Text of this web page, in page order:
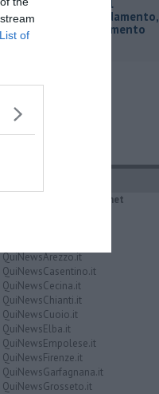
of
Tariffe del
teleriscaldamento,
nessun aumento
IL NETWORK QuiNews.net
QuiNewsArezzo.it
QuiNewsCasentino.it
QuiNewsCecina.it
QuiNewsChianti.it
QuiNewsCuoio.it
QuiNewsElba.it
QuiNewsEmpolese.it
QuiNewsFirenze.it
QuiNewsGarfagnana.it
QuiNewsGrosseto.it